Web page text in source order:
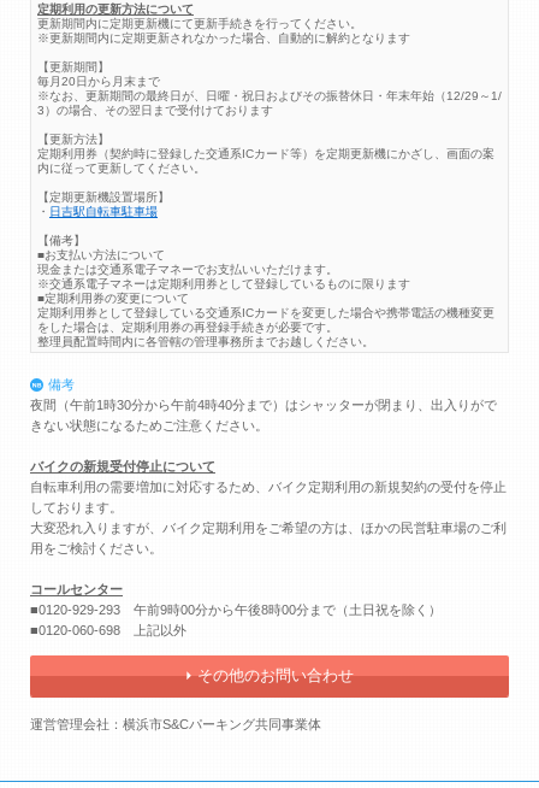
定期利用の更新方法について
更新期間内に定期更新機にて更新手続きを行ってください。
※更新期間内に定期更新されなかった場合、自動的に解約となります
【更新期間】
毎月20日から月末まで
※なお、更新期間の最終日が、日曜・祝日およびその振替休日・年末年始（12/29～1/
3）の場合、その翌日まで受付けております
【更新方法】
定期利用券（契約時に登録した交通系ICカード等）を定期更新機にかざし、画面の案
内に従って更新してください。
【定期更新機設置場所】
・ 日吉駅自転車駐車場
【備考】
■お支払い方法について
現金または交通系電子マネーでお支払いいただけます。
※交通系電子マネーは定期利用券として登録しているものに限ります
■定期利用券の変更について
定期利用券として登録している交通系ICカードを変更した場合や携帯電話の機種変更
をした場合は、定期利用券の再登録手続きが必要です。
整理員配置時間内に各管轄の管理事務所までお越しください。
備考
夜間（午前1時30分から午前4時40分まで）はシャッターが閉まり、出入りがで
きない状態になるためご注意ください。
バイクの新規受付停止について
自転車利用の需要増加に対応するため、バイク定期利用の新規契約の受付を停止
しております。
大変恐れ入りますが、バイク定期利用をご希望の方は、ほかの民営駐車場のご利
用をご検討ください。
コールセンター
■0120-929-293 午前9時00分から午後8時00分まで（土日祝を除く）
■0120-060-698 上記以外
その他のお問い合わせ
運営管理会社：横浜市S&Cパーキング共同事業体